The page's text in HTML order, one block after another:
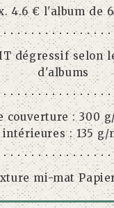
4.6 € l'album de
dégressif selon
d'albums
couverture : 300
intérieures : 135 g/
mi-mat